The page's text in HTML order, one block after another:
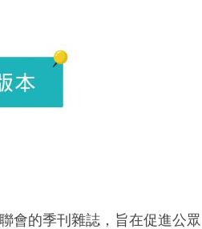
會的季刊雜誌，旨在促進